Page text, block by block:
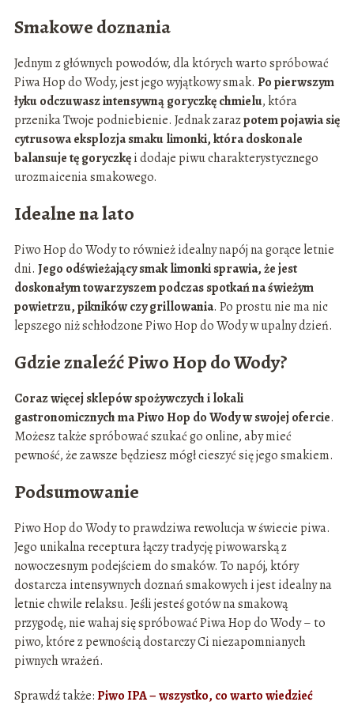
Smakowe doznania
Jednym z głównych powodów, dla których warto spróbować
Piwa Hop do Wody, jest jego wyjątkowy smak. Po pierwszym
łyku odczuwasz intensywną goryczkę chmielu, która
przenika Twoje podniebienie. Jednak zarazpotem pojawia się
cytrusowa eksplozja smaku limonki, która doskonale
balansuje tę goryczkęi dodaje piwu charakterystycznego
urozmaicenia smakowego.
Idealne na lato
Piwo Hop do Wody to również idealny napój na gorące letnie
dni. Jego odświeżający smak limonki sprawia, że jest
doskonałym towarzyszem podczas spotkań na świeżym
powietrzu, pikników czy grillowania. Po prostu nie ma nic
lepszego niż schłodzone Piwo Hop do Wody w upalny dzień.
Gdzie znaleźć Piwo Hop do Wody?
Coraz więcej sklepów spożywczych i lokali
gastronomicznych ma Piwo Hop do Wody w swojej ofercie.
Możesz także spróbować szukać go online, aby mieć
pewność, że zawsze będziesz mógł cieszyć się jego smakiem.
Podsumowanie
Piwo Hop do Wody to prawdziwa rewolucja w świecie piwa.
Jego unikalna receptura łączy tradycję piwowarską z
nowoczesnym podejściem do smaków. To napój, który
dostarcza intensywnych doznań smakowych i jest idealny na
letnie chwile relaksu. Jeśli jesteś gotów na smakową
przygodę, nie wahaj się spróbować Piwa Hop do Wody – to
piwo, które z pewnością dostarczy Ci niezapomnianych
piwnych wrażeń.
Sprawdź także:Piwo IPA – wszystko, co warto wiedzieć